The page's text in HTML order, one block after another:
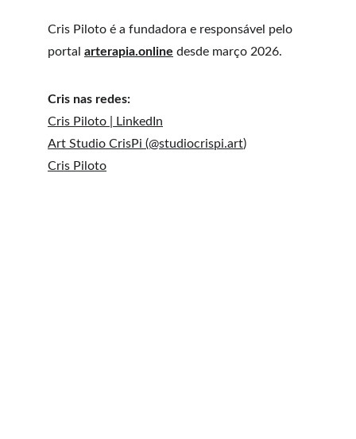
Cris Piloto é a fundadora e responsável pelo
portal arterapia.online desde março 2026.
Cris nas redes:
Cris Piloto | LinkedIn
Art Studio CrisPi (@studiocrispi.art)
Cris Piloto